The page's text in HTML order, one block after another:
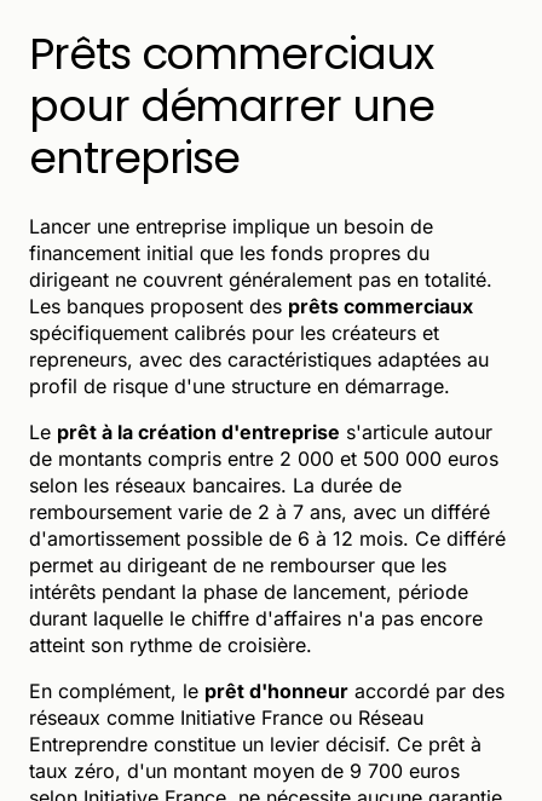
Prêts commerciaux
pour démarrer une
entreprise
Lancer une entreprise implique un besoin de
financement initial que les fonds propres du
dirigeant ne couvrent généralement pas en totalité.
Les banques proposent des prêts commerciaux
spécifiquement calibrés pour les créateurs et
repreneurs, avec des caractéristiques adaptées au
profil de risque d'une structure en démarrage.
Le prêt à la création d'entreprise s'articule autour
de montants compris entre 2 000 et 500 000 euros
selon les réseaux bancaires. La durée de
remboursement varie de 2 à 7 ans, avec un différé
d'amortissement possible de 6 à 12 mois. Ce différé
permet au dirigeant de ne rembourser que les
intérêts pendant la phase de lancement, période
durant laquelle le chiffre d'affaires n'a pas encore
atteint son rythme de croisière.
En complément, le prêt d'honneur accordé par des
réseaux comme Initiative France ou Réseau
Entreprendre constitue un levier décisif. Ce prêt à
taux zéro, d'un montant moyen de 9 700 euros